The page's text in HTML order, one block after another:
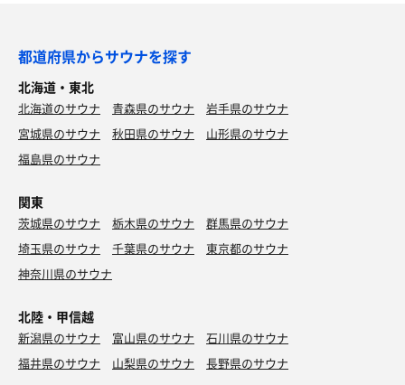
都道府県からサウナを探す
北海道・東北
北海道のサウナ 青森県のサウナ
岩手県のサウナ
宮城県のサウナ
秋田県のサウナ
山形県のサウナ
福島県のサウナ
関東
茨城県のサウナ 栃木県のサウナ
群馬県のサウナ
埼玉県のサウナ
千葉県のサウナ
東京都のサウナ
神奈川県のサウナ
北陸・甲信越
新潟県のサウナ 富山県のサウナ
石川県のサウナ
福井県のサウナ
山梨県のサウナ 長野県のサウナ